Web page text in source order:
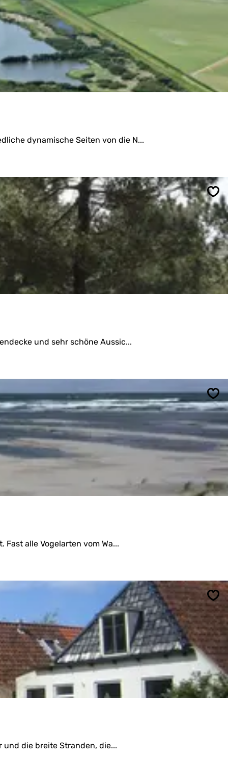
dynamische Seiten von die N...
und sehr schöne Aussic...
alle Vogelarten vom Wa...
und die breite Stranden, die...